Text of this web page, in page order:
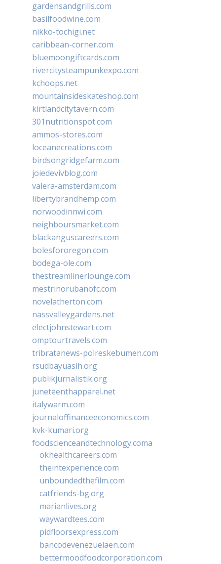
gardensandgrills.com
basilfoodwine.com
nikko-tochigi.net
caribbean-corner.com
bluemoongiftcards.com
rivercitysteampunkexpo.com
kchoops.net
mountainsideskateshop.com
kirtlandcitytavern.com
301nutritionspot.com
ammos-stores.com
loceanecreations.com
birdsongridgefarm.com
joiedevivblog.com
valera-amsterdam.com
libertybrandhemp.com
norwoodinnwi.com
neighboursmarket.com
blackanguscareers.com
bolesfororegon.com
bodega-ole.com
thestreamlinerlounge.com
mestrinorubanofc.com
novelatherton.com
nassvalleygardens.net
electjohnstewart.com
omptourtravels.com
tribratanews-polreskebumen.com
rsudbayuasih.org
publikjurnalistik.org
juneteenthapparel.net
italywarm.com
journaloffinanceeconomics.com
kvk-kumari.org
foodscienceandtechnology.coma
okhealthcareers.com
theintexperience.com
unboundedthefilm.com
catfriends-bg.org
marianlives.org
waywardtees.com
pidfloorsexpress.com
bancodevenezuelaen.com
bettermoodfoodcorporation.com